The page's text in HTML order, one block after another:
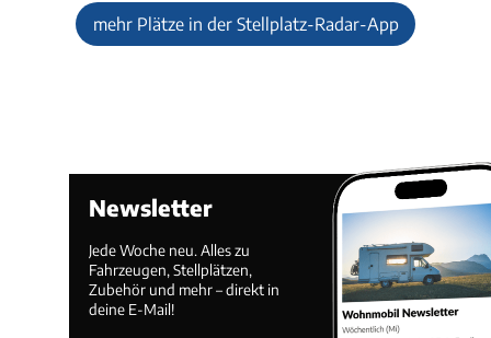
mehr Plätze in der Stellplatz-Radar-App
Newsletter
Jede Woche neu. Alles zu
Fahrzeugen, Stellplätzen,
Zubehör und mehr – direkt in
deine E-Mail!